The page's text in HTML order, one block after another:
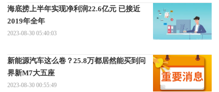
海底捞上半年实现净利润22.6亿元 已接近
2019年全年
2023-08-30 05:40:03
新能源汽车这么卷？25.8万都居然能买到问
界新M7大五座
2023-08-30 00:55:49